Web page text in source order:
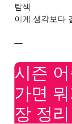
탐색
이게 생각보다
—
시즌
가면
장 정리